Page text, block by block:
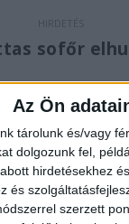
Az Ön
tárolunk és/vagy
dolgozunk fel,
hirdetésekhez
és
szerzett
sofőr
alapján
es út 4-
életét
Kerülni
szerint az